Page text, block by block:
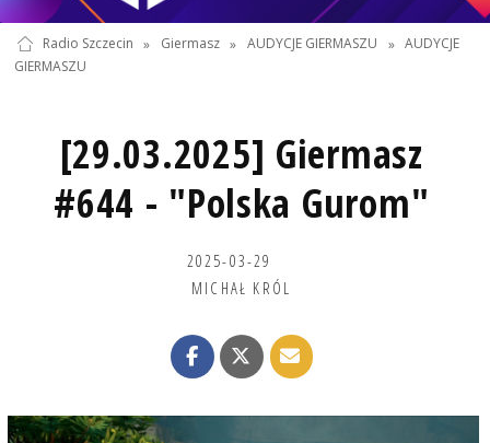
Radio Szczecin » Giermasz » AUDYCJE GIERMASZU » AUDYCJE
GIERMASZU
[29.03.2025] Giermasz
#644 - "Polska Gurom"
2025-03-29
MICHAŁ KRÓL